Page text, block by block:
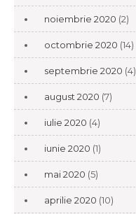
noiembrie 2020 (2)
octombrie 2020 (14)
septembrie 2020 (4)
august 2020 (7)
iulie 2020 (4)
iunie 2020 (1)
mai 2020 (5)
aprilie 2020 (10)